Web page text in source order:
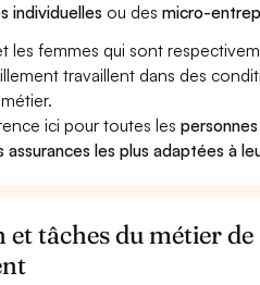
individuelles ou desmicro-
les femmes qui sont
travaillent dans des
ici pour toutes les
assurances les plus adaptées à
tâches du métier